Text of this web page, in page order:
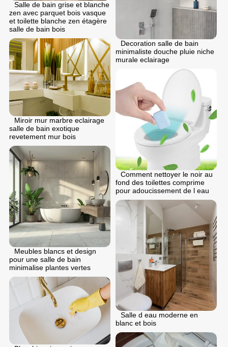
Salle de bain grise et blanche
zen avec parquet bois vasque
et toilette blanche zen étagère
salle de bain bois
Decoration salle de bain
minimaliste douche pluie niche
murale eclairage
Miroir mur marbre eclairage
salle de bain exotique
revetement mur bois
Comment nettoyer le noir au
fond des toilettes comprime
pour adoucissement de l eau
Meubles blancs et design
pour une salle de bain
minimalise plantes vertes
Salle d eau moderne en
blanc et bois